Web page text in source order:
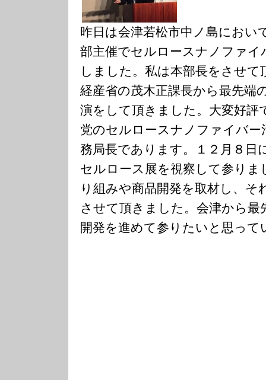
昨日は会津若松市中ノ島におい
部主催でセルロースナノファイ
しました。私は本部長をさせ
経産省の茂木正課長から最先端
演をして頂きました。大変好評
党のセルロースナノファイバー
務局長であります。１２月８日
セルロース展を視察して参りま
り組みや商品開発を取材し、そ
させて頂きました。会津から最
開発を進めて参りたいと思って